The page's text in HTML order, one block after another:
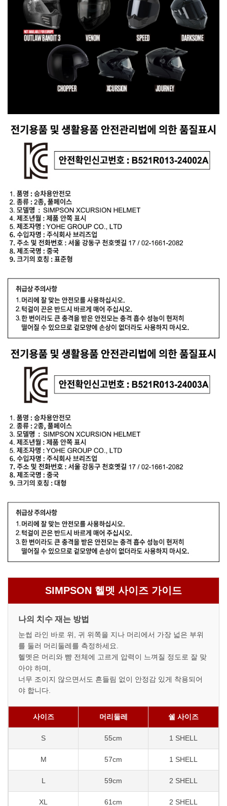
SIMPSON 헬멧 사이즈 가이드
나의 치수 재는 방법
눈썹 라인 바로 위, 귀 위쪽을 지나 머리에서 가장 넓은 부위
를 둘러 머리둘레를 측정하세요.
헬멧은 머리와 뺨 전체에 고르게 압력이 느껴질 정도로 잘 맞
아야 하며,
너무 조이지 않으면서도 흔들림 없이 안정감 있게 착용되어
야 합니다.
사이즈 머리둘레 쉘 사이즈
S 55cm 1 SHELL
M 57cm 1 SHELL
L 59cm 2 SHELL
XL 61cm 2 SHELL